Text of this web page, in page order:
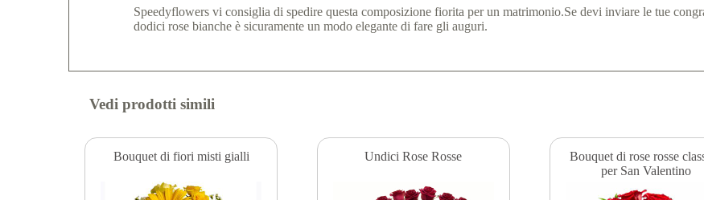
Speedyflowers vi consiglia di spedire questa composizione fiorita per un matrimonio.Se devi inviare le tue
dodici rose bianche è sicuramente un modo elegante di fare gli auguri.
Vedi prodotti simili
Bouquet di fiori misti gialli Undici Rose Rosse
Bouquet di rose rosse
per San Valentino